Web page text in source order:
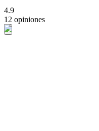
4.9
12 opiniones